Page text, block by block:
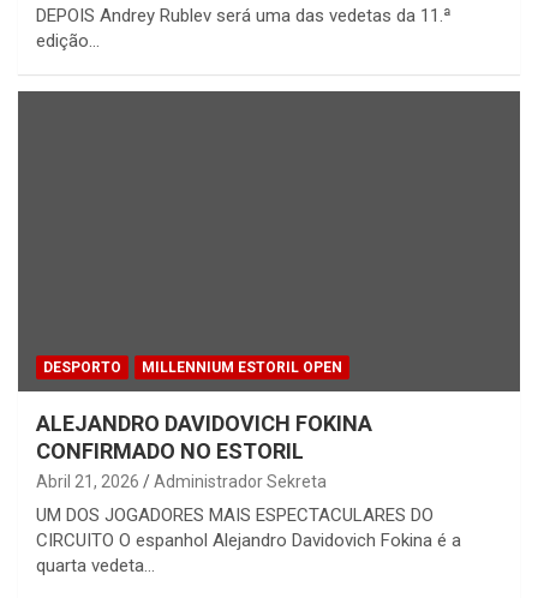
DEPOIS Andrey Rublev será uma das vedetas da 11.ª
edição…
DESPORTO MILLENNIUM ESTORIL OPEN
ALEJANDRO DAVIDOVICH FOKINA
CONFIRMADO NO ESTORIL
Abril 21, 2026 Administrador Sekreta
UM DOS JOGADORES MAIS ESPECTACULARES DO
CIRCUITO O espanhol Alejandro Davidovich Fokina é a
quarta vedeta…